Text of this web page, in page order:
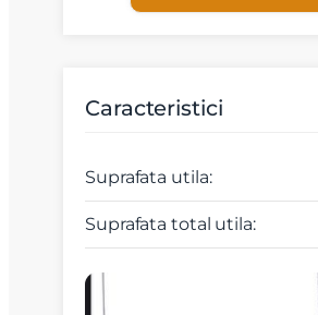
Caracteristici
Suprafata utila:
Suprafata total utila: